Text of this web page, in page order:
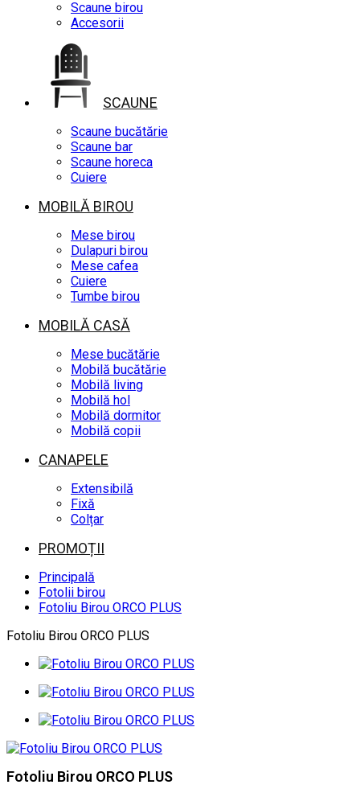
Scaune birou
Accesorii
SCAUNE
Scaune bucătărie
Scaune bar
Scaune horeca
Cuiere
MOBILĂ BIROU
Mese birou
Dulapuri birou
Mese cafea
Cuiere
Tumbe birou
MOBILĂ CASĂ
Mese bucătărie
Mobilă bucătărie
Mobilă living
Mobilă hol
Mobilă dormitor
Mobilă copii
CANAPELE
Extensibilă
Fixă
Colțar
PROMOȚII
Principală
Fotolii birou
Fotoliu Birou ORCO PLUS
Fotoliu Birou ORCO PLUS
Fotoliu Birou ORCO PLUS